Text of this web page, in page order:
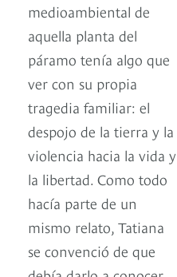
medioambiental de
aquella planta del
páramo tenía algo que
ver con su propia
tragedia familiar: el
despojo de la tierra y la
violencia hacia la vida y
la libertad. Como todo
hacía parte de un
mismo relato, Tatiana
se convenció de que